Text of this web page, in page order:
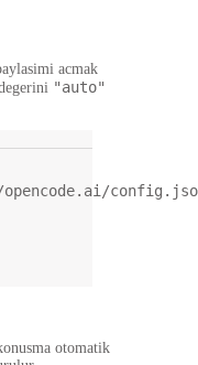
acmak
"auto"
otomatik